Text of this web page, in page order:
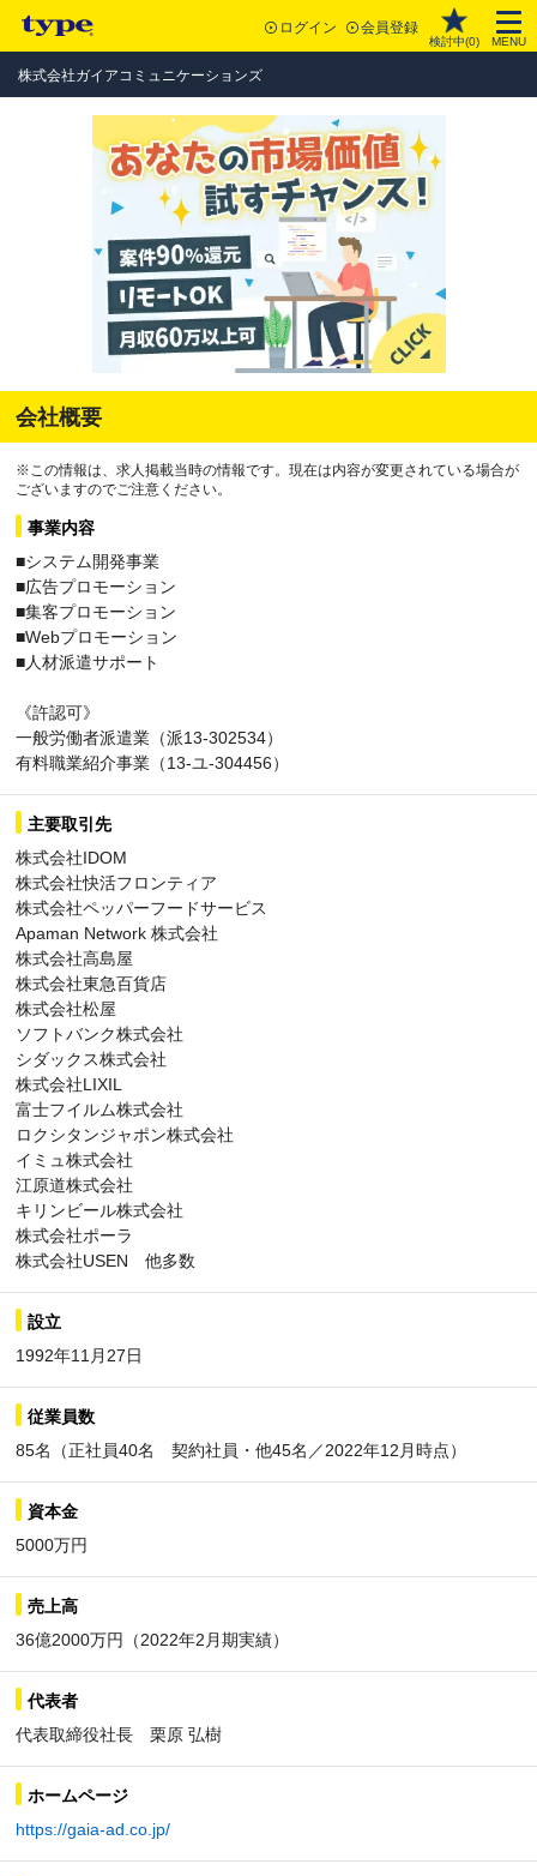
ログイン 会員登録
検討中(0) MENU
株式会社ガイアコミュニケーションズ
会社概要
※この情報は、求人掲載当時の情報です。現在は内容が変更されている場合が
ございますのでご注意ください。
事業内容
■システム開発事業
■広告プロモーション
■集客プロモーション
■Webプロモーション
■人材派遣サポート
《許認可》
一般労働者派遣業（派13-302534）
有料職業紹介事業（13-ユ-304456）
主要取引先
株式会社IDOM
株式会社快活フロンティア
株式会社ペッパーフードサービス
Apaman Network 株式会社
株式会社高島屋
株式会社東急百貨店
株式会社松屋
ソフトバンク株式会社
シダックス株式会社
株式会社LIXIL
富士フイルム株式会社
ロクシタンジャポン株式会社
イミュ株式会社
江原道株式会社
キリンビール株式会社
株式会社ポーラ
株式会社USEN 他多数
設立
1992年11月27日
従業員数
85名（正社員40名 契約社員・他45名／2022年12月時点）
資本金
5000万円
売上高
36億2000万円（2022年2月期実績）
代表者
代表取締役社長 栗原 弘樹
ホームページ
https://gaia-ad.co.jp/